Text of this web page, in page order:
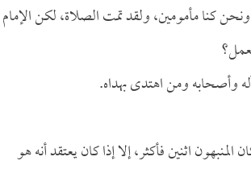
كنا مأمومين، ولقد تمت الصلاة، لكن الإمام
وأصحابه ومن اهتدى بهداه.
اثنين فأكثر، إلا إذا كان يعتقد أنه هو